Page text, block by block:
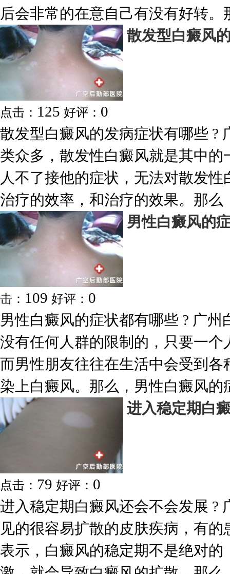
后会非常的在意自己有没有好转。
散发型白癜风
点击： 125 好评： 0
散发型白癜风的发病症状有哪些 ?
类众多，散发性白癜风就是其中
人不了接他的症状，无法对散发
治疗的效率，和治疗的效果。那么
男性白癜风的
击： 109 好评： 0
男性白癜风的症状都有哪些 ? 广
没有任何人群的限制的，只要一
而男性朋友往往在生活中会受到
染上白癜风。那么，男性白癜风的
进入稳定期白
点击： 79 好评： 0
进入稳定期白癜风还会不会发展 ?
见的很容易扩散的皮肤疾病，有
表示，白癜风的稳定期不是绝对